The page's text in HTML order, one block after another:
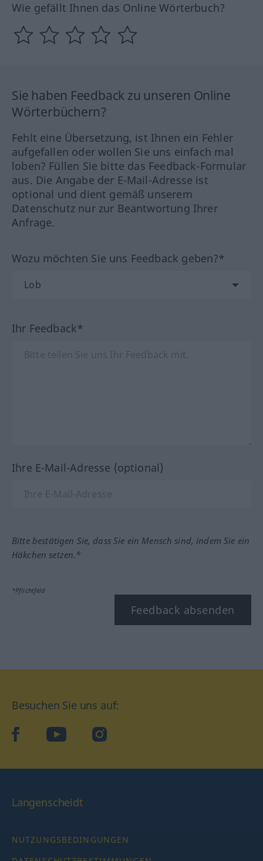
Wie gefällt Ihnen das Online Wörterbuch?
Sie haben Feedback zu unseren Online
Wörterbüchern?
Fehlt eine Übersetzung, ist Ihnen ein Fehler
aufgefallen oder wollen Sie uns einfach mal
loben? Füllen Sie bitte das Feedback-Formular
aus. Die Angabe der E-Mail-Adresse ist
optional und dient gemäß unserem
Datenschutz nur zur Beantwortung Ihrer
Anfrage.
Wozu möchten Sie uns Feedback geben?*
Ihr Feedback*
Ihre E-Mail-Adresse (optional)
Bitte bestätigen Sie, dass Sie ein Mensch sind, indem Sie ein
Häkchen setzen.*
*Pflichtfeld
Feedback absenden
Besuchen Sie uns auf:
facebookYouTube Instagram
Langenscheidt
NUTZUNGSBEDINGUNGEN